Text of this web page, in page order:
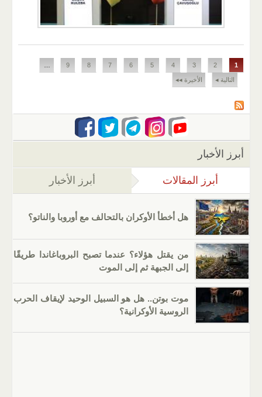
الصفحات
1
2
3
4
5
6
7
8
9
التالية ◂ الأخيرة ◂◂
أبرز الأخبار
أبرز المقالات (علامة التبويب النشطة)
أبرز الأخبار
هل أخطأ الأوكران بالتحالف مع أوروبا والناتو؟
من يقتل هؤلاء؟ عندما تصبح البروباغاندا طريقًا
إلى الجبهة ثم إلى الموت
موت بوتن.. هل هو السبيل الوحيد لإيقاف الحرب
الروسية الأوكرانية؟